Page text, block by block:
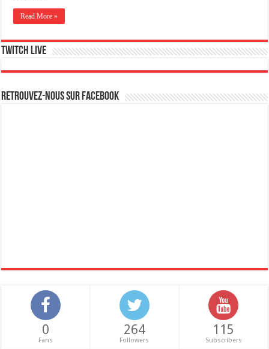
Read More »
Twitch live
Retrouvez-nous sur Facebook
0
Fans
264
Followers
115
Subscribers